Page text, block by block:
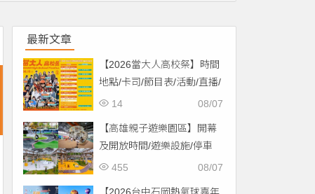
最新文章
【2026當大人高校祭】時間
地點/卡司/節目表/活動/直播/
交通，免費入場！
08/07
14
【高雄親子遊樂園區】開幕
及開放時間/遊樂設施/停車
場/交通一次看！
08/07
455
【2026台中石岡熱氣球嘉年